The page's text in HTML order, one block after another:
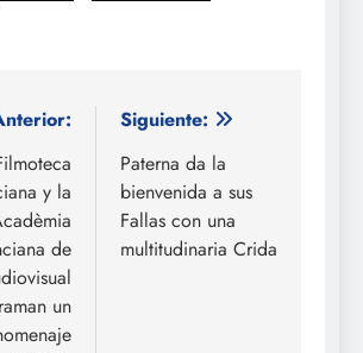
y la
de
un
Siguiente:
Paterna da la
bienvenida a sus
Fallas con una
multitudinaria Crida